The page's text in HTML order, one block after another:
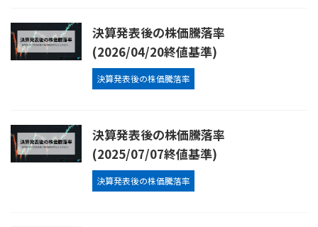
決算発表後の株価騰落率
(2026/04/20終値基準)
決算発表後の株価騰落率
決算発表後の株価騰落率
(2025/07/07終値基準)
決算発表後の株価騰落率